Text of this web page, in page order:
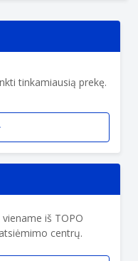
tinkamiausią prekę.
iš TOPO
centrų.